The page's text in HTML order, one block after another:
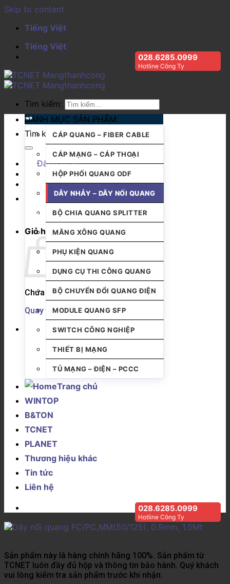
Skip to content
Tiếng Việt
Tiếng Việt
028.6285.0999
Hotline Công Ty
Tìm kiếm:
Tìm kiếm:
Đăng nhập
Giỏ hàng
Chưa có sản phẩm trong giỏ hàng.
Quay trở lại cửa hàng
DANH MỤC SẢN PHẨM
CÁP QUANG – FIBER CABLE
CÁP MẠNG – CÁP THOẠI
HỘP PHỐI QUANG ODF
DÂY NHẢY – DÂY NỐI QUANG
BỘ CHIA QUANG SPLITTER
MĂNG XÔNG QUANG
PHỤ KIỆN QUANG
DỤNG CỤ THI CÔNG QUANG
BỘ CHUYỂN ĐỔI QUANG ĐIỆN
MODULE QUANG SFP
SWITCH CÔNG NGHIỆP
THIẾT BỊ MẠNG
TỦ MẠNG – ĐIỆN – PCCC
Trang chủ
WINTOP
B&TON
TCNET
PLANET
Thương hiệu khác
Tin tức
Liên hệ
028.6285.0999
Hotline Công Ty
Sản phẩm này là hàng chính hãng 100%. Sản phẩm từ
TCNET luôn đầy đủ hộp và thông tin bảo hành. Quý khách
vui lòng kiểm tra sản phẩm trước khi nhận.